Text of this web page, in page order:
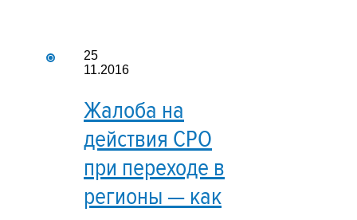
25
11.2016
Жалоба на
действия СРО
при переходе в
регионы — как